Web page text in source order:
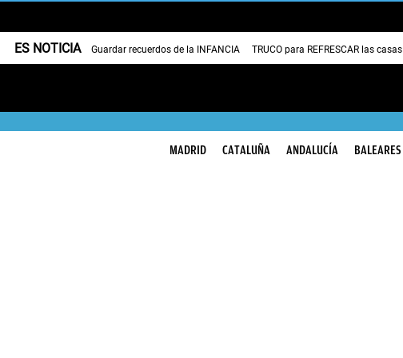
ES NOTICIA Guardar recuerdos de la INFANCIA TRUCO para REFRESCAR las casas
MADRID CATALUÑA ANDALUCÍA BALEARES